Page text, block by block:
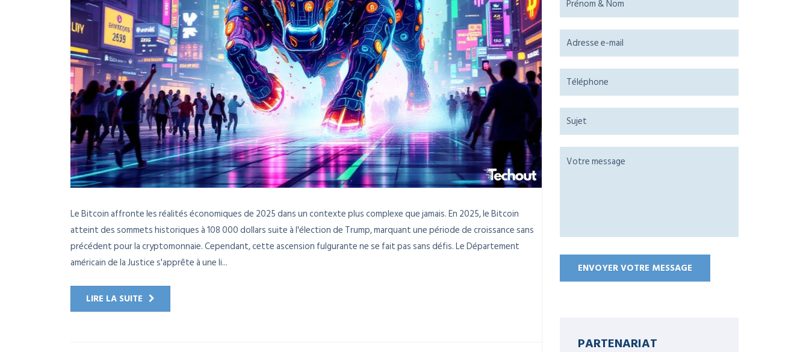
Le Bitcoin affronte les réalités économiques de 2025 dans un contexte plus complexe que jamais. En 2025, le Bitcoin
atteint des sommets historiques à 108 000 dollars suite à l'élection de Trump, marquant une période de croissance sans
précédent pour la cryptomonnaie. Cependant, cette ascension fulgurante ne se fait pas sans défis. Le Département
américain de la Justice s'apprête à une li...
LIRE LA SUITE
PARTENARIAT